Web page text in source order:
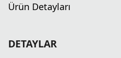
Ürün Detayları
DETAYLAR